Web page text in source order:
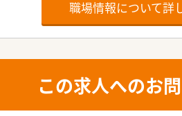
職場情報について詳
この求人へのお